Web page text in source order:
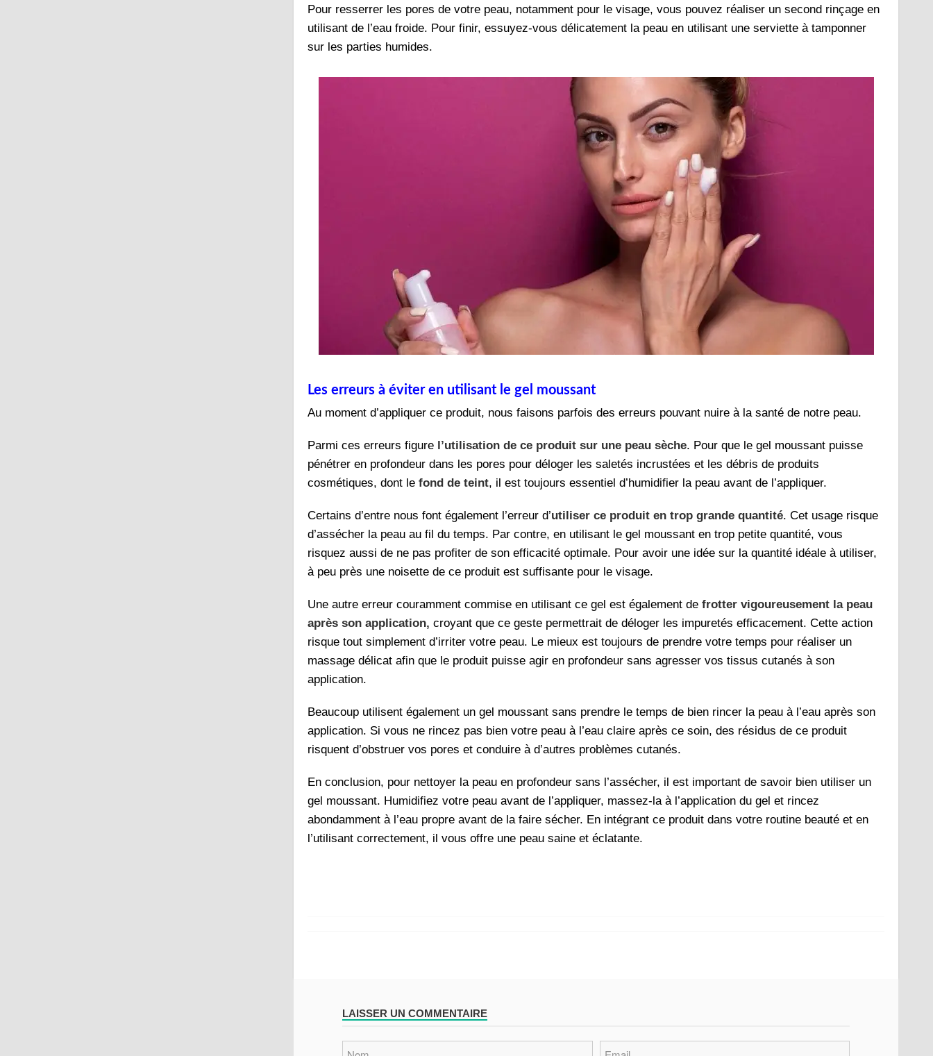
Pour resserrer les pores de votre peau, notamment pour le visage, vous pouvez réaliser un second rinçage en
utilisant de l’eau froide. Pour finir, essuyez-vous délicatement la peau en utilisant une serviette à tamponner
sur les parties humides.
Les erreurs à éviter en utilisant le gel moussant
Au moment d’appliquer ce produit, nous faisons parfois des erreurs pouvant nuire à la santé de notre peau.
Parmi ces erreurs figure l’utilisation de ce produit sur une peau sèche. Pour que le gel moussant puisse
pénétrer en profondeur dans les pores pour déloger les saletés incrustées et les débris de produits
cosmétiques, dont lefond de teint, il est toujours essentiel d’humidifier la peau avant de l’appliquer.
Certains d’entre nous font également l’erreur d’utiliser ce produit en trop grande quantité. Cet usage risque
d’assécher la peau au fil du temps. Par contre, en utilisant le gel moussant en trop petite quantité, vous
risquez aussi de ne pas profiter de son efficacité optimale. Pour avoir une idée sur la quantité idéale à utiliser,
à peu près une noisette de ce produit est suffisante pour le visage.
Une autre erreur couramment commise en utilisant ce gel est également defrotter vigoureusement la peau
après son application,croyant que ce geste permettrait de déloger les impuretés efficacement. Cette action
risque tout simplement d’irriter votre peau. Le mieux est toujours de prendre votre temps pour réaliser un
massage délicat afin que le produit puisse agir en profondeur sans agresser vos tissus cutanés à son
application.
Beaucoup utilisent également un gel moussant sans prendre le temps de bien rincer la peau à l’eau après son
application. Si vous ne rincez pas bien votre peau à l’eau claire après ce soin, des résidus de ce produit
risquent d’obstruer vos pores et conduire à d’autres problèmes cutanés.
En conclusion, pour nettoyer la peau en profondeur sans l’assécher, il est important de savoir bien utiliser un
gel moussant. Humidifiez votre peau avant de l’appliquer, massez-la à l’application du gel et rincez
abondamment à l’eau propre avant de la faire sécher. En intégrant ce produit dans votre routine beauté et en
l’utilisant correctement, il vous offre une peau saine et éclatante.
LAISSER UN COMMENTAIRE